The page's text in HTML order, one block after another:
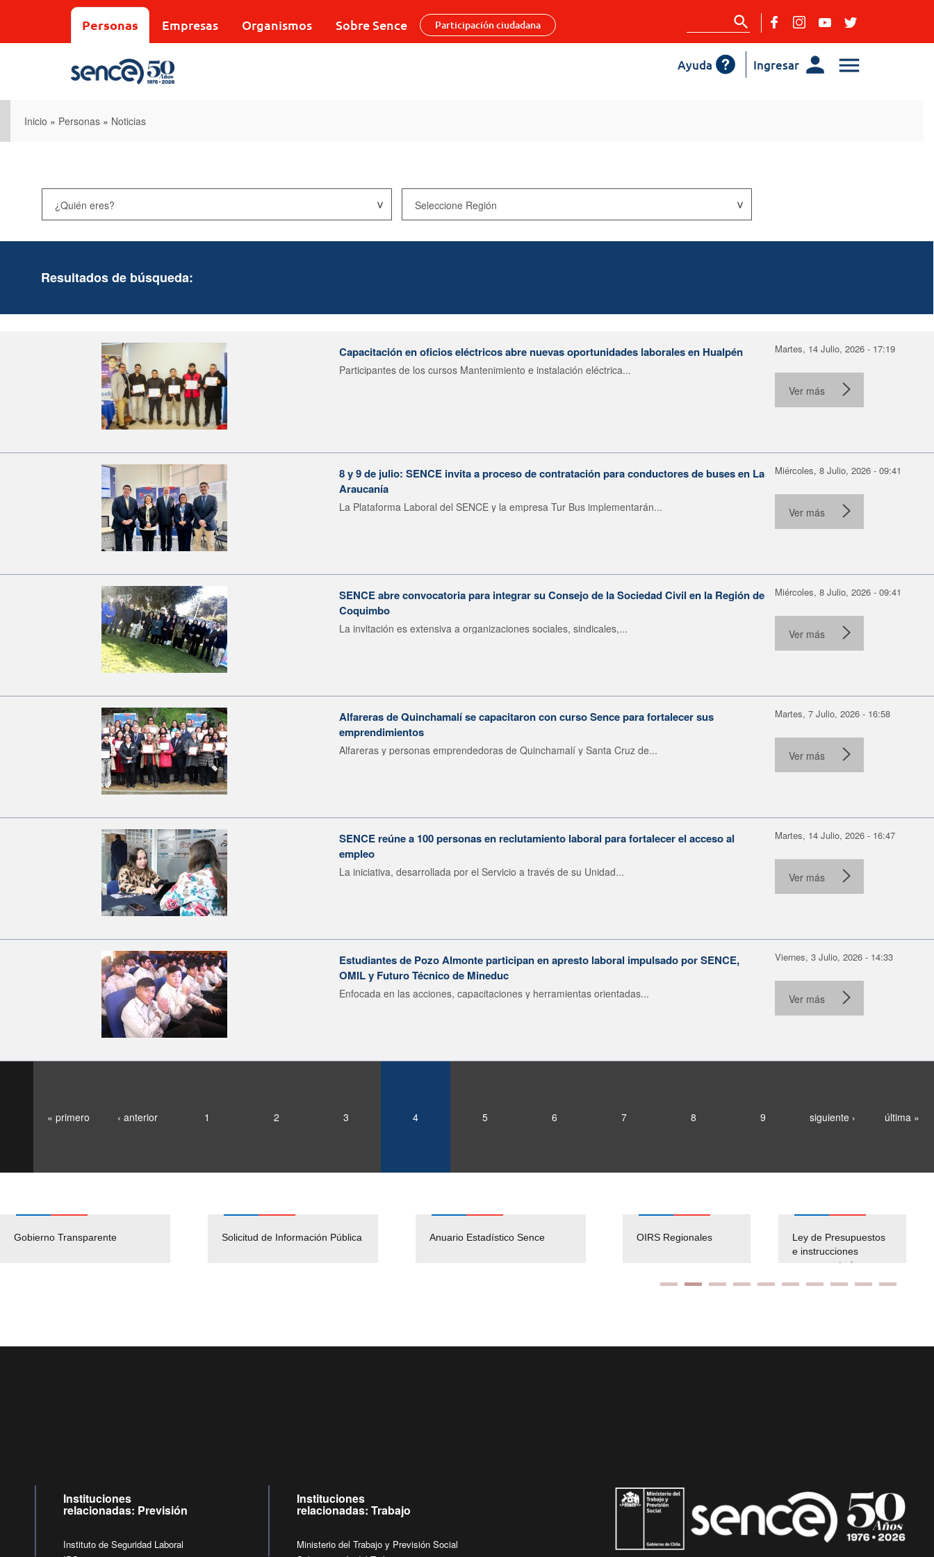
Personas Empresas Organismos Sobre Sence Participación ciudadana
Ingresar
Ayuda
Inicio » Personas » Noticias
Resultados de búsqueda:
Capacitación en oficios eléctricos abre nuevas oportunidades laborales en Hualpén
Participantes de los cursos Mantenimiento e instalación eléctrica...
Martes, 14 Julio, 2026 - 17:19
Ver más
8 y 9 de julio: SENCE invita a proceso de contratación para conductores de buses en La
Araucanía
La Plataforma Laboral del SENCE y la empresa Tur Bus implementarán...
Miércoles, 8 Julio, 2026 - 09:41
Ver más
SENCE abre convocatoria para integrar su Consejo de la Sociedad Civil en la Región de
Coquimbo
La invitación es extensiva a organizaciones sociales, sindicales,...
Miércoles, 8 Julio, 2026 - 09:41
Ver más
Alfareras de Quinchamalí se capacitaron con curso Sence para fortalecer sus
emprendimientos
Alfareras y personas emprendedoras de Quinchamalí y Santa Cruz de...
Martes, 7 Julio, 2026 - 16:58
Ver más
SENCE reúne a 100 personas en reclutamiento laboral para fortalecer el acceso al
empleo
La iniciativa, desarrollada por el Servicio a través de su Unidad...
Martes, 14 Julio, 2026 - 16:47
Ver más
Estudiantes de Pozo Almonte participan en apresto laboral impulsado por SENCE,
OMIL y Futuro Técnico de Mineduc
Enfocada en las acciones, capacitaciones y herramientas orientadas...
Viernes, 3 Julio, 2026 - 14:33
Ver más
« primero ‹ anterior 1 2 3 4 5 6 7 8 9 siguiente › última »
Gobierno Transparente Solicitud de Información Pública Anuario Estadístico Sence
Pago Proveedores
Empleos Públicos
Solicitud Audiencias y
OIRS Regionales
Ley de Presupuestos
e instrucciones
presuspuetarias
Instituciones
relacionadas: Previsión
Instituto de Seguridad Laboral
Instituciones
relacionadas: Trabajo
Ministerio del Trabajo y Previsión Social